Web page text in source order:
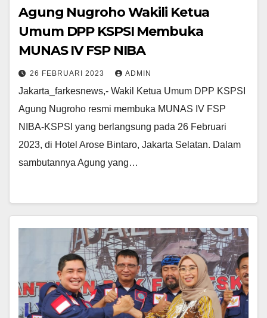
Agung Nugroho Wakili Ketua
Umum DPP KSPSI Membuka
MUNAS IV FSP NIBA
26 FEBRUARI 2023 ADMIN
Jakarta_farkesnews,- Wakil Ketua Umum DPP KSPSI
Agung Nugroho resmi membuka MUNAS IV FSP
NIBA-KSPSI yang berlangsung pada 26 Februari
2023, di Hotel Arose Bintaro, Jakarta Selatan. Dalam
sambutannya Agung yang…